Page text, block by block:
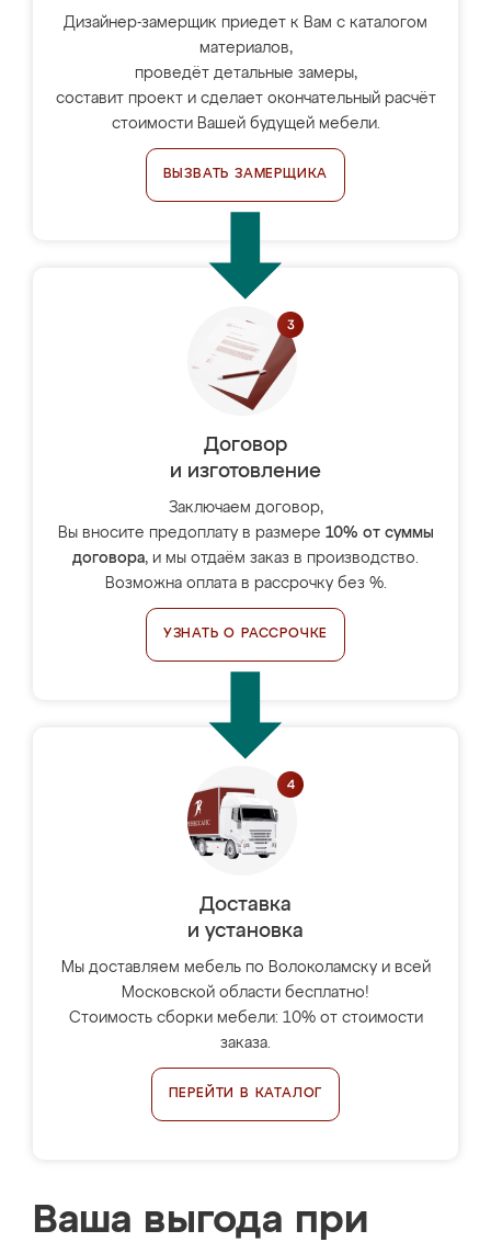
Дизайнер-замерщик приедет к Вам с каталогом
материалов,
проведёт детальные замеры,
составит проект и сделает окончательный расчёт
стоимости Вашей будущей мебели.
ВЫЗВАТЬ ЗАМЕРЩИКА
Договор
и изготовление
Заключаем договор,
Вы вносите предоплату в размере 10% от суммы
договора, и мы отдаём заказ в производство.
Возможна оплата в рассрочку без %.
УЗНАТЬ О РАССРОЧКЕ
Доставка
и установка
Мы доставляем мебель по Волоколамску и всей
Московской области бесплатно!
Стоимость сборки мебели: 10% от стоимости
заказа.
ПЕРЕЙТИ В КАТАЛОГ
Ваша выгода при